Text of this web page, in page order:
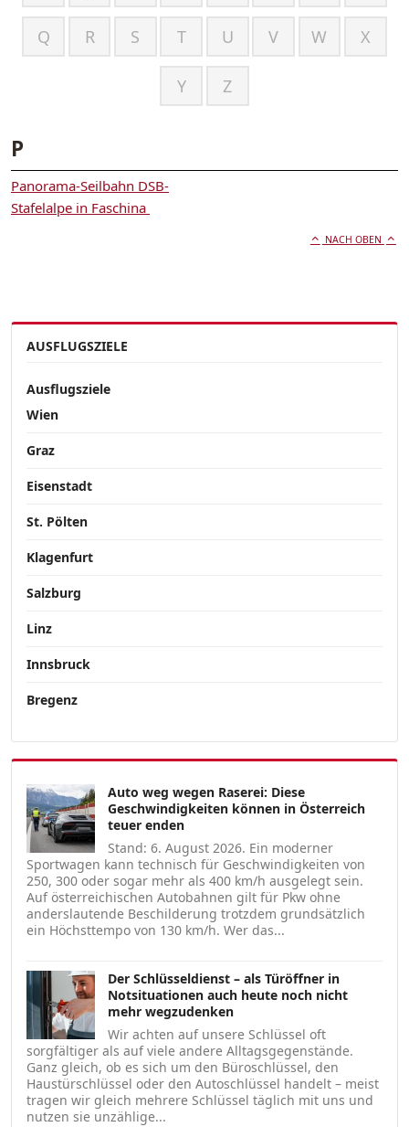
Q R S T U V W X
Y Z
P
Panorama-Seilbahn DSB-
Stafelalpe in Faschina
NACH OBEN
AUSFLUGSZIELE
Ausflugsziele
Wien
Graz
Eisenstadt
St. Pölten
Klagenfurt
Salzburg
Linz
Innsbruck
Bregenz
Auto weg wegen Raserei: Diese
Geschwindigkeiten können in Österreich
teuer enden
Stand: 6. August 2026. Ein moderner
Sportwagen kann technisch für Geschwindigkeiten von
250, 300 oder sogar mehr als 400 km/h ausgelegt sein.
Auf österreichischen Autobahnen gilt für Pkw ohne
anderslautende Beschilderung trotzdem grundsätzlich
ein Höchsttempo von 130 km/h. Wer das...
Der Schlüsseldienst – als Türöffner in
Notsituationen auch heute noch nicht
mehr wegzudenken
Wir achten auf unsere Schlüssel oft
sorgfältiger als auf viele andere Alltagsgegenstände.
Ganz gleich, ob es sich um den Büroschlüssel, den
Haustürschlüssel oder den Autoschlüssel handelt – meist
tragen wir gleich mehrere Schlüssel täglich mit uns und
nutzen sie unzählige...